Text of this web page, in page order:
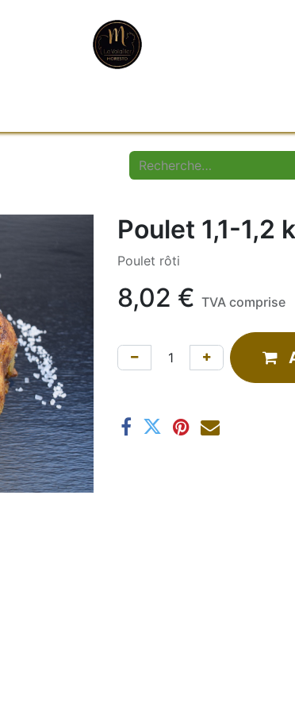
Poulet 1,1-1,2
Poulet rôti
8,02 € TVA comprise